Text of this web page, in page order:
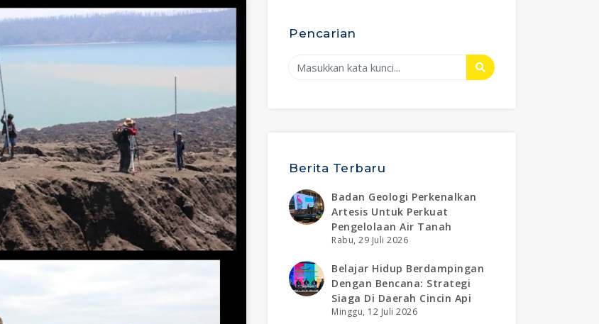
Pencarian
Berita Terbaru
Badan Geologi Perkenalkan
Artesis Untuk Perkuat
Pengelolaan Air Tanah
Rabu, 29 Juli 2026
Belajar Hidup Berdampingan
Dengan Bencana: Strategi
Siaga Di Daerah Cincin Api
Minggu, 12 Juli 2026